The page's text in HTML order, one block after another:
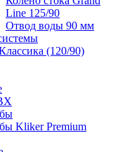
Line 125/90
Отвод воды 90 мм
(120/90)
Kliker Premium